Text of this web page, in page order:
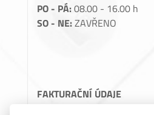
PO - PÁ:08.00 - 16.00 h
SO - NE:ZAVŘENO
FAKTURAČNÍ ÚDAJE